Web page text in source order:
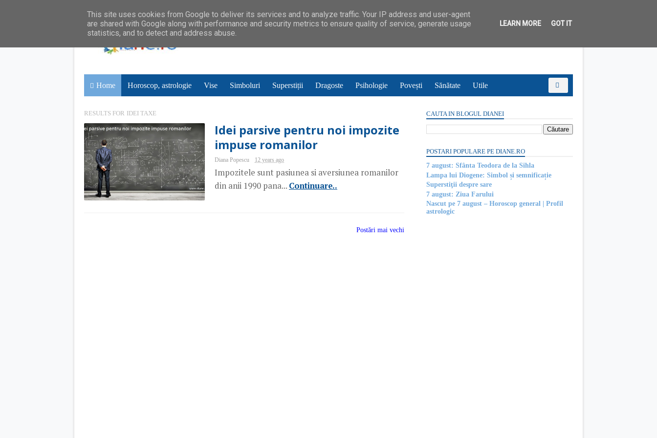
Home Horoscop, astrologie Vise Simboluri Superstiții Dragoste Psihologie Povești Sănătate Utile
RESULTS FOR IDEI TAXE
Idei parsive pentru noi impozite
impuse romanilor
Diana Popescu 12 years ago
Impozitele sunt pasiunea si aversiunea romanilor
din anii 1990 pana... Continuare..
Postări mai vechi
CAUTA IN BLOGUL DIANEI
POSTARI POPULARE PE DIANE.RO
7 august: Sfânta Teodora de la Sihla
Lampa lui Diogene: Simbol și semnificație
Superstiţii despre sare
7 august: Ziua Farului
Nascut pe 7 august – Horoscop general | Profil
astrologic
This site uses cookies from Google to deliver its services and to analyze traffic. Your IP address and user-agent
are shared with Google along with performance and security metrics to ensure quality of service, generate usage
statistics, and to detect and address abuse.
LEARN MORE GOT IT